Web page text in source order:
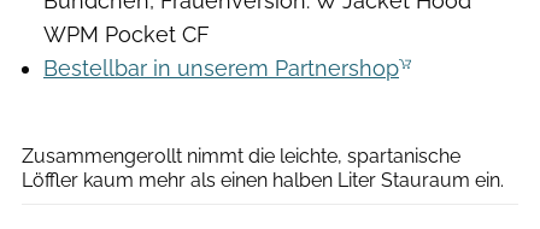
WPM Pocket CF
Bestellbar in unserem Partnershop
Zusammengerollt nimmt die leichte, spartanische
Löffler kaum mehr als einen halben Liter Stauraum ein.